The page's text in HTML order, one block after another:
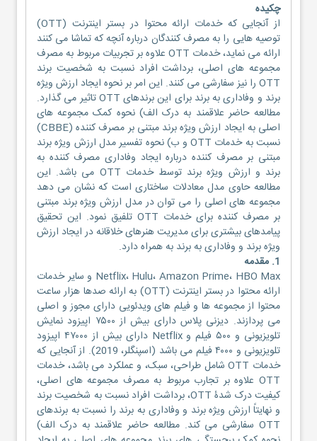
چکیده
از آنجایی که خدمات ارائه محتوا در بستر اینترنت (OTT)
توصیه هایی را به مصرف کنندگان درباره آنچه که تماشا می کنند
ارائه می نماید، خدمات OTT علاوه بر تجربیات مربوط به مصرف
مجموعه های اصلی، برداشت افراد نسبت به شخصیت برند
OTT را نیز سفارشی می کنند. این امر بر نحوه ایجاد ارزش ویژه
برند و وفاداری به برند برای این برندهای OTT تاثیر می گذارد.
مطالعه حاضر علاقمند به درک الف) نحوه کمک مجموعه های
اصلی به ایجاد ارزش ویژه برند مبتنی بر مصرف کننده (CBBE)
نسبت به خدمات OTT و ب) نحوه تفسیر مدل ارزش ویژه برند
مبتنی بر مصرف کننده درباره ایجاد وفاداری مصرف کننده به
برند و ارزش ویژه برند توسط خدمات OTT می باشد. این
مطالعه حاوی مدل معادلات ساختاری است که نشان می دهد
مجموعه های اصلی را می توان در مدل ارزش ویژه برند مبتنی
بر مصرف کننده برای خدمات OTT تلفیق نمود. این تحقیق
پیامدهای بیشتری برای مدیریت هنرهای خلاقانه در ایجاد ارزش
ویژه برند و وفاداری به برند به همراه دارد.
1. مقدمه
Netflix، Hulu، Amazon Prime، HBO Max و سایر خدمات
ارائه محتوا در بستر اینترنت (OTT) به ارائه صدها هزار ساعت
محتوا از مجموعه ها و فیلم های ویدئویی دارای مجوز و اصلی
می پردازند. دیزنی پلاس دارای بیش از ۷۵۰۰ اپیزود نمایش
تلویزیونی و ۵۰۰ فیلم و Netflix دارای بیش از ۴۷۰۰۰ اپیزود
تلویزیونی و ۴۰۰۰ فیلم می باشد (اسپنگلر، 2019). از آنجایی که
خدمات OTT شامل طراحی، سبک، و عملکرد می باشد، خدمات
OTT علاوه بر تجارب مربوط به مصرف مجموعه های اصلی،
کیفیت درک شدۀ OTT، برداشت افراد نسبت به شخصیت برند
و نهایتاً ارزش ویژه برند و وفاداری به برند را نسبت به برندهای
OTT سفارشی می کند. مطالعه حاضر علاقمند به درک الف)